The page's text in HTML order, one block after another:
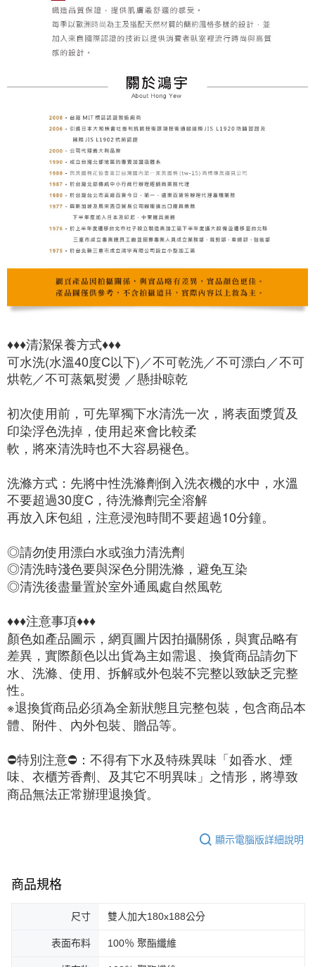
♦♦♦清潔保養方式♦♦♦
可水洗(水溫40度C以下)／不可乾洗／不可漂白／不可
烘乾／不可蒸氣熨燙 ／懸掛晾乾
初次使用前，可先單獨下水清洗一次，將表面漿質及
印染浮色洗掉，使用起來會比較柔
軟，將來清洗時也不大容易褪色。
洗滌方式：先將中性洗滌劑倒入洗衣機的水中，水溫
不要超過30度C，待洗滌劑完全溶解
再放入床包組，注意浸泡時間不要超過10分鐘。
◎請勿使用漂白水或強力清洗劑
◎清洗時淺色要與深色分開洗滌，避免互染
◎清洗後盡量置於室外通風處自然風乾
♦♦♦注意事項♦♦♦
顏色如產品圖示，網頁圖片因拍攝關係，與實品略有
差異，實際顏色以出貨為主如需退、換貨商品請勿下
水、洗滌、使用、拆解或外包裝不完整以致缺乏完整
性。
※退換貨商品必須為全新狀態且完整包裝，包含商品本
體、附件、內外包裝、贈品等。
⛔️特別注意⛔️：不得有下水及特殊異味「如香水、煙
味、衣櫃芳香劑、及其它不明異味」之情形，將導致
商品無法正常辦理退換貨。
顯示電腦版詳細說明
商品規格
尺寸 雙人加大180x188公分
表面布料 100％ 聚酯纖維